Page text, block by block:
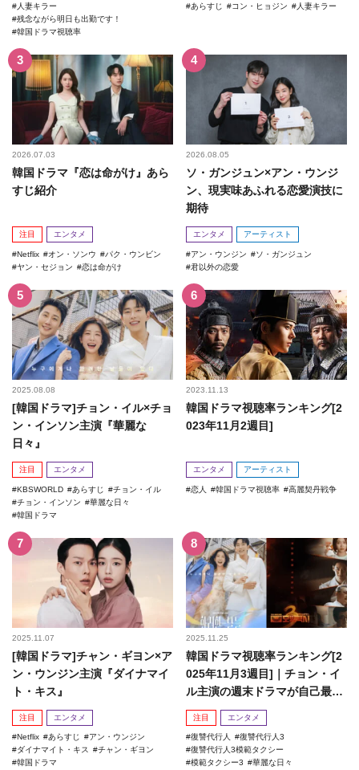
人妻キラー
残念ながら明日も出勤です！
韓国ドラマ視聴率
あらすじ コン・ヒョジン 人妻キラー
2026.07.03
韓国ドラマ『恋は命がけ』あら
すじ紹介
注目 エンタメ
Netflix オン・ソンウ
パク・ウンビン
ヤン・セジョン
恋は命がけ
2026.08.05
ソ・ガンジュン×アン・ウンジ
ン、現実味あふれる恋愛演技に
期待
エンタメ アーティスト
アン・ウンジン
ソ・ガンジュン
君以外の恋愛
2025.08.08
[韓国ドラマ]チョン・イル×チョ
ン・インソン主演『華麗な
日々』
注目 エンタメ
KBSWORLD あらすじ
チョン・イル
チョン・インソン
華麗な日々
韓国ドラマ
2023.11.13
韓国ドラマ視聴率ランキング[2
023年11月2週目]
エンタメ アーティスト
恋人 韓国ドラマ視聴率 高麗契丹戦争
2025.11.07
[韓国ドラマ]チャン・ギヨン×ア
ン・ウンジン主演『ダイナマイ
ト・キス』
注目 エンタメ
Netflix あらすじ
アン・ウンジン
ダイナマイト・キス
チャン・ギヨン
韓国ドラマ
2025.11.25
韓国ドラマ視聴率ランキング[2
025年11月3週目]｜チョン・イ
ル主演の週末ドラマが自己最高
記録を更新！
注目 エンタメ
復讐代行人
復讐代行人3
復讐代行人3模範タクシー
模範タクシー3
華麗な日々